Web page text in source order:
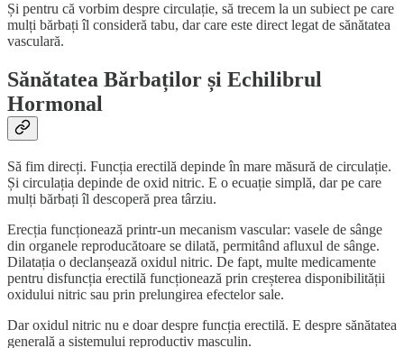
Și pentru că vorbim despre circulație, să trecem la un subiect pe care
mulți bărbați îl consideră tabu, dar care este direct legat de sănătatea
vasculară.
Sănătatea Bărbaților și Echilibrul
Hormonal
Să fim direcți. Funcția erectilă depinde în mare măsură de circulație.
Și circulația depinde de oxid nitric. E o ecuație simplă, dar pe care
mulți bărbați îl descoperă prea târziu.
Erecția funcționează printr-un mecanism vascular: vasele de sânge
din organele reproducătoare se dilată, permitând afluxul de sânge.
Dilatația o declanșează oxidul nitric. De fapt, multe medicamente
pentru disfuncția erectilă funcționează prin creșterea disponibilității
oxidului nitric sau prin prelungirea efectelor sale.
Dar oxidul nitric nu e doar despre funcția erectilă. E despre sănătatea
generală a sistemului reproductiv masculin.